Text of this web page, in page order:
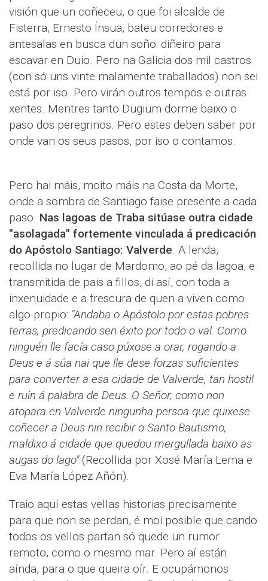
visión que un coñeceu, o que foi alcalde de
Fisterra, Ernesto Ínsua, bateu corredores e
antesalas en busca dun soño: diñeiro para
escavar en Duio. Pero na Galicia dos mil castros
(con só uns vinte malamente traballados) non sei
está por iso. Pero virán outros tempos e outras
xentes. Mentres tanto Dugium dorme baixo o
paso dos peregrinos. Pero estes deben saber por
onde van os seus pasos, por iso o contamos.
Pero hai máis, moito máis na Costa da Morte,
onde a sombra de Santiago faise presente a cada
paso. Nas lagoas de Traba sitúase outra cidade
"asolagada" fortemente vinculada á predicación
do Apóstolo Santiago: Valverde. A lenda,
recollida no lugar de Mardomo, ao pé da lagoa, e
transmitida de pais a fillos, di así, con toda a
inxenuidade e a frescura de quen a viven como
algo propio: "Andaba o Apóstolo por estas pobres
terras, predicando sen éxito por todo o val. Como
ninguén lle facía caso púxose a orar, rogando a
Deus e á súa nai que lle dese forzas suficientes
para converter a esa cidade de Valverde, tan hostil
e ruin á palabra de Deus. O Señor, como non
atopara en Valverde ningunha persoa que quixese
coñecer a Deus nin recibir o Santo Bautismo,
maldixo á cidade que quedou mergullada baixo as
augas do lago"(Recollida por Xosé María Lema e
Eva María López Añón).
Traio aquí estas vellas historias precisamente
para que non se perdan, é moi posible que cando
todos os vellos partan só quede un rumor
remoto, como o mesmo mar. Pero aí están
aínda, para o que queira oír. E ocupámonos